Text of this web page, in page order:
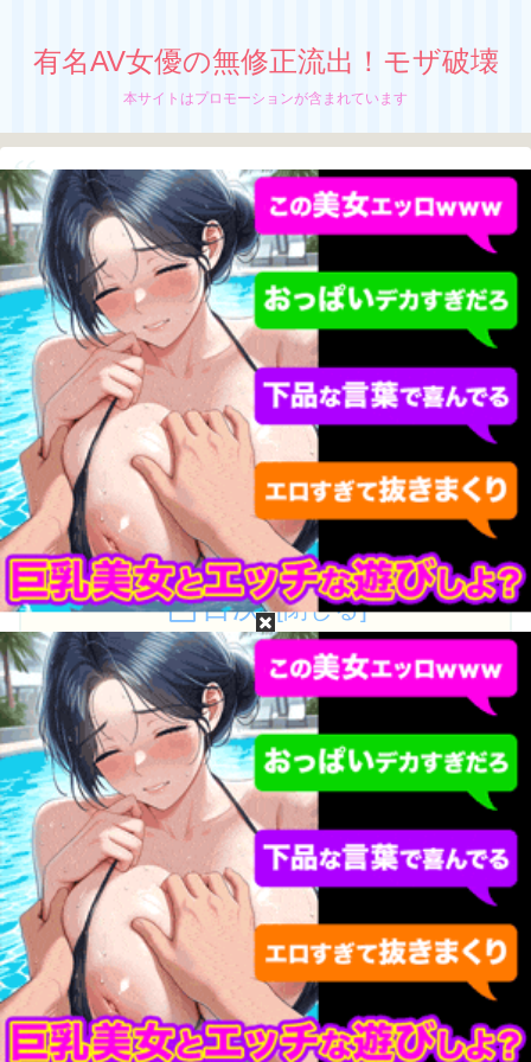
有名AV女優の無修正流出！モザ破壊
本サイトはプロモーションが含まれています
【白岩冬萌】無修正流出！モザイク破壊！
きれいなお姉さんキメセク膣イキ開発姦
足コキでボクのチンポを発散する性欲モンス
ター、
白岩冬萌の無修正動画が流出中か！？
さっちん
「白岩冬萌」の無修正動画の流出が止まんね
ーぜ！
目次
白岩冬萌って誰？白岩冬萌のプロフィール
白岩冬萌の無修正動画・モザイク破壊は無料で流
出してるか？
白岩冬萌の［広告なし・高画質・高精細］無修
正・モザイク破壊流出動画が見たい！
白岩冬萌って誰？白岩冬萌のプロフィー